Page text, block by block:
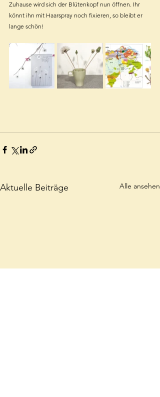
Zuhause wird sich der Blütenkopf nun öffnen. Ihr
könnt ihn mit Haarspray noch fixieren, so bleibt er
lange schön!
Aktuelle Beiträge Alle ansehen